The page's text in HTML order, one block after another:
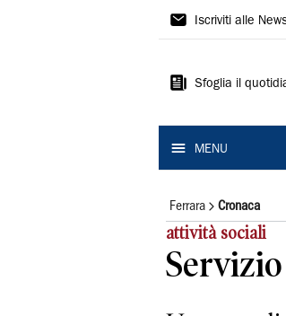
La
Ferrara
Iscriviti alle
Sfoglia il
MENU
Ferrara Cronaca
attività sociali